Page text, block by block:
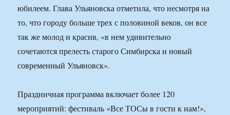
юбилеем. Глава Ульяновска отметила, что несмотря на
то, что городу больше трех с половиной веков, он все
так же молод и красив, «в нем удивительно
сочетаются прелесть старого Симбирска и новый
современный Ульяновск».
Праздничная программа включает более 120
мероприятий: фестиваль «Все ТОСы в гости к нам!»,